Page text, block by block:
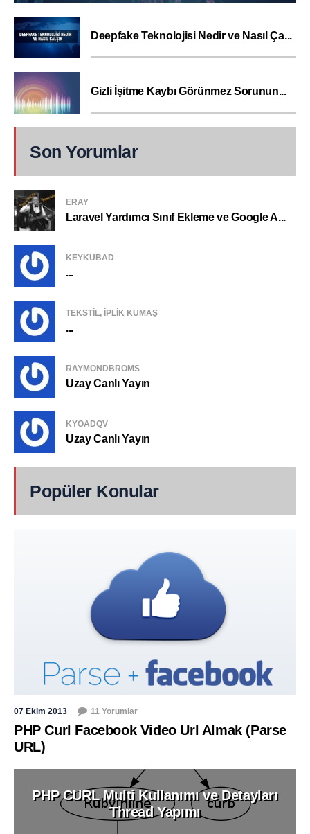
Deepfake Teknolojisi Nedir ve Nasıl Ça...
Gizli İşitme Kaybı Görünmez Sorunun...
Son Yorumlar
ERAY
Laravel Yardımcı Sınıf Ekleme ve Google A...
KEYKUBAD
...
TEKSTIL, IPLIK KUMAŞ
...
RAYMONDBROMS
Uzay Canlı Yayın
KYOADQV
Uzay Canlı Yayın
Popüler Konular
07 Ekim 2013 11 Yorumlar
PHP Curl Facebook Video Url Almak (Parse
URL)
PHP CURL Multi Kullanımı ve Detayları
Thread Yapımı